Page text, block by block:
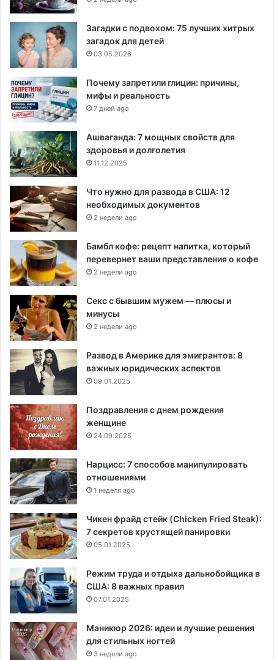
Загадки с подвохом: 75 лучших хитрых
загадок для детей
03.05.2026
Почему запретили глицин: причины,
мифы и реальность
7 дней ago
Ашваганда: 7 мощных свойств для
здоровья и долголетия
11.12.2025
Что нужно для развода в США: 12
необходимых документов
2 недели ago
Бамбл кофе: рецепт напитка, который
перевернет ваши представления о кофе
2 недели ago
Секс с бывшим мужем — плюсы и
минусы
2 недели ago
Развод в Америке для эмигрантов: 8
важных юридических аспектов
09.01.2025
Поздравления с днем рождения
женщине
24.09.2025
Нарцисс: 7 способов манипулировать
отношениями
1 неделя ago
Чикен фрайд стейк (Chicken Fried Steak):
7 секретов хрустящей панировки
05.01.2025
Режим труда и отдыха дальнобойщика в
США: 8 важных правил
07.01.2025
Маникюр 2026: идеи и лучшие решения
для стильных ногтей
3 недели ago